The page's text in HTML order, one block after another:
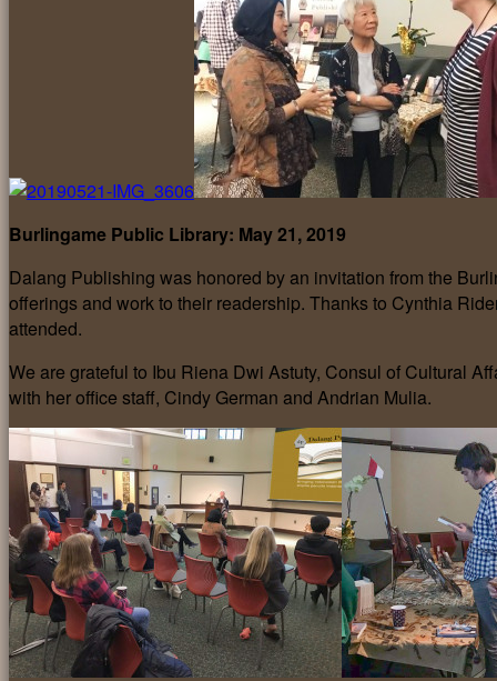
Burlingame Public Library: May 21, 2019
Dalang Publishing was honored by an invitation from the
offerings and work to their readership. Thanks to Cynthia
attended.
We are grateful to Ibu Riena Dwi Astuty, Consul of Cultural
with her office staff, Cindy German and Andrian Mulia.